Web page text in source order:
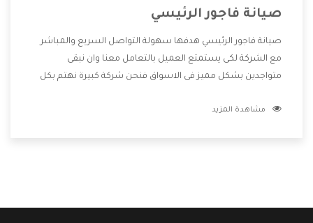
صيانة فاجور الرئيسي
صيانة فاجور الرئيسي هدفها سهولة التواصل السريع والمباشر
مع الشركة لكى يستمتع العميل بالتعامل معنا وان نبقى
متواجدين بشكل مميز فى الاسواق فنحن شركة كبيرة نهتم بكل
الشركة بها والتى تكون منها خدمة الصيانة التى تكون من أهم
مشاهدة المزيد